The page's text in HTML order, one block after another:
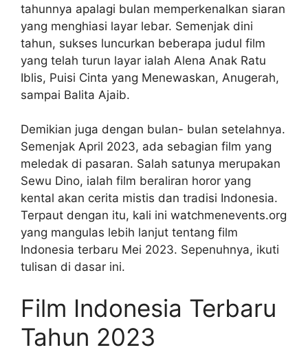
tahunnya apalagi bulan memperkenalkan siaran
yang menghiasi layar lebar. Semenjak dini
tahun, sukses luncurkan beberapa judul film
yang telah turun layar ialah Alena Anak Ratu
Iblis, Puisi Cinta yang Menewaskan, Anugerah,
sampai Balita Ajaib.
Demikian juga dengan bulan- bulan setelahnya.
Semenjak April 2023, ada sebagian film yang
meledak di pasaran. Salah satunya merupakan
Sewu Dino, ialah film beraliran horor yang
kental akan cerita mistis dan tradisi Indonesia.
Terpaut dengan itu, kali ini watchmenevents.org
yang mangulas lebih lanjut tentang film
Indonesia terbaru Mei 2023. Sepenuhnya, ikuti
tulisan di dasar ini.
Film Indonesia Terbaru
Tahun 2023